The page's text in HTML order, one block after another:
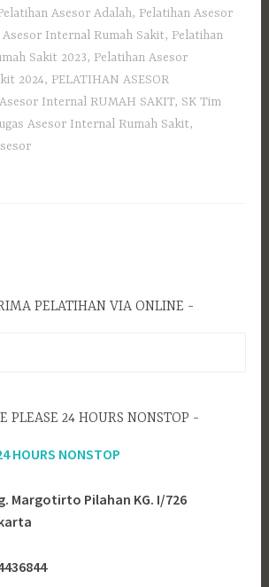
Asesor Adalah, Pelatihan Asesor
Asesor Internal Rumah Sakit, Pelatihan
Sakit 2023, Pelatihan Asesor
2024, PELATIHAN ASESOR
Internal RUMAH SAKIT, SK Tim
Asesor Internal Rumah Sakit,
PELATIHAN VIA ONLINE
PLEASE 24 HOURS NONSTOP
HOURS NONSTOP
Margotirto Pilahan KG. I/726